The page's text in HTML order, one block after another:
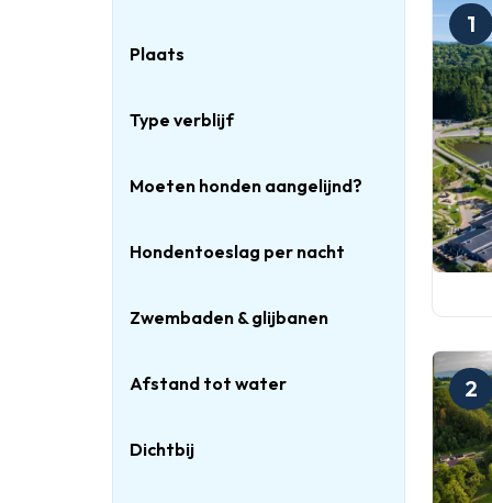
Plaats
Type verblijf
Moeten honden aangelijnd?
Hondentoeslag per nacht
Zwembaden & glijbanen
Afstand tot water
Dichtbij
1
2